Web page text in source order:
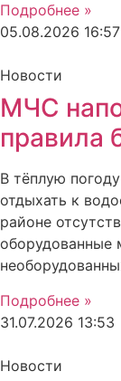
Подробнее »
05.08.2026 16:57
Новости
МЧС
правила
В тёплую
отдыхать к
районе
оборудованные
Подробнее »
31.07.2026 13:53
Новости